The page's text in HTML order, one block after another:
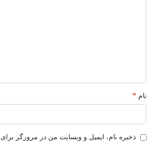
نام *
ذخیره نام، ایمیل و وبسایت من در مرورگر